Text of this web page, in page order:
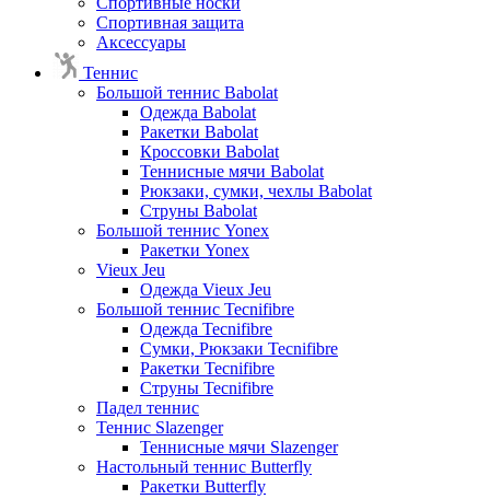
Спортивная защита
Аксессуары
Теннис
Большой теннис Babolat
Одежда Babolat
Ракетки Babolat
Кроссовки Babolat
Теннисные мячи Babolat
Рюкзаки, сумки, чехлы Babolat
Струны Babolat
Большой теннис Yonex
Ракетки Yonex
Vieux Jeu
Одежда Vieux Jeu
Большой теннис Tecnifibre
Одежда Tecnifibre
Сумки, Рюкзаки Tecnifibre
Ракетки Tecnifibre
Струны Tecnifibre
Падел теннис
Теннис Slazenger
Теннисные мячи Slazenger
Настольный теннис Butterfly
Ракетки Butterfly